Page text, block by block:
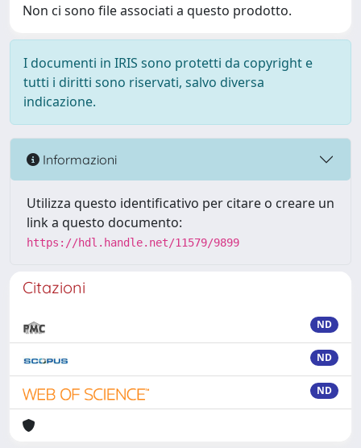
Non ci sono file associati a questo prodotto.
I documenti in IRIS sono protetti da copyright e
tutti i diritti sono riservati, salvo diversa
indicazione.
Informazioni
Utilizza questo identificativo per citare o creare un
link a questo documento:
https://hdl.handle.net/11579/9899
Citazioni
ND
ND
ND